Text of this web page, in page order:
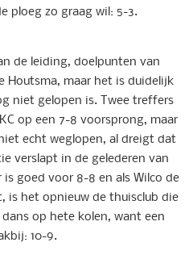
ploeg zo graag wil: 5-3.
de leiding, doelpunten van
Houtsma, maar het is duidelijk
niet gelopen is. Twee treffers
op een 7-8 voorsprong, maar
echt weglopen, al dreigt dat
verslapt in de gelederen van
is goed voor 8-8 en als Wilco de
is het opnieuw de thuisclub die
op hete kolen, want een
10-9.